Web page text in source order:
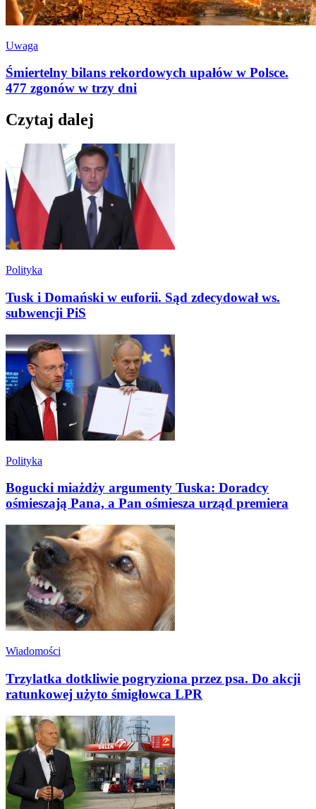
Uwaga
Śmiertelny bilans rekordowych upałów w Polsce.
477 zgonów w trzy dni
Czytaj dalej
Polityka
Tusk i Domański w euforii. Sąd zdecydował ws.
subwencji PiS
Polityka
Bogucki miażdży argumenty Tuska: Doradcy
ośmieszają Pana, a Pan ośmiesza urząd premiera
Wiadomości
Trzylatka dotkliwie pogryziona przez psa. Do akcji
ratunkowej użyto śmigłowca LPR